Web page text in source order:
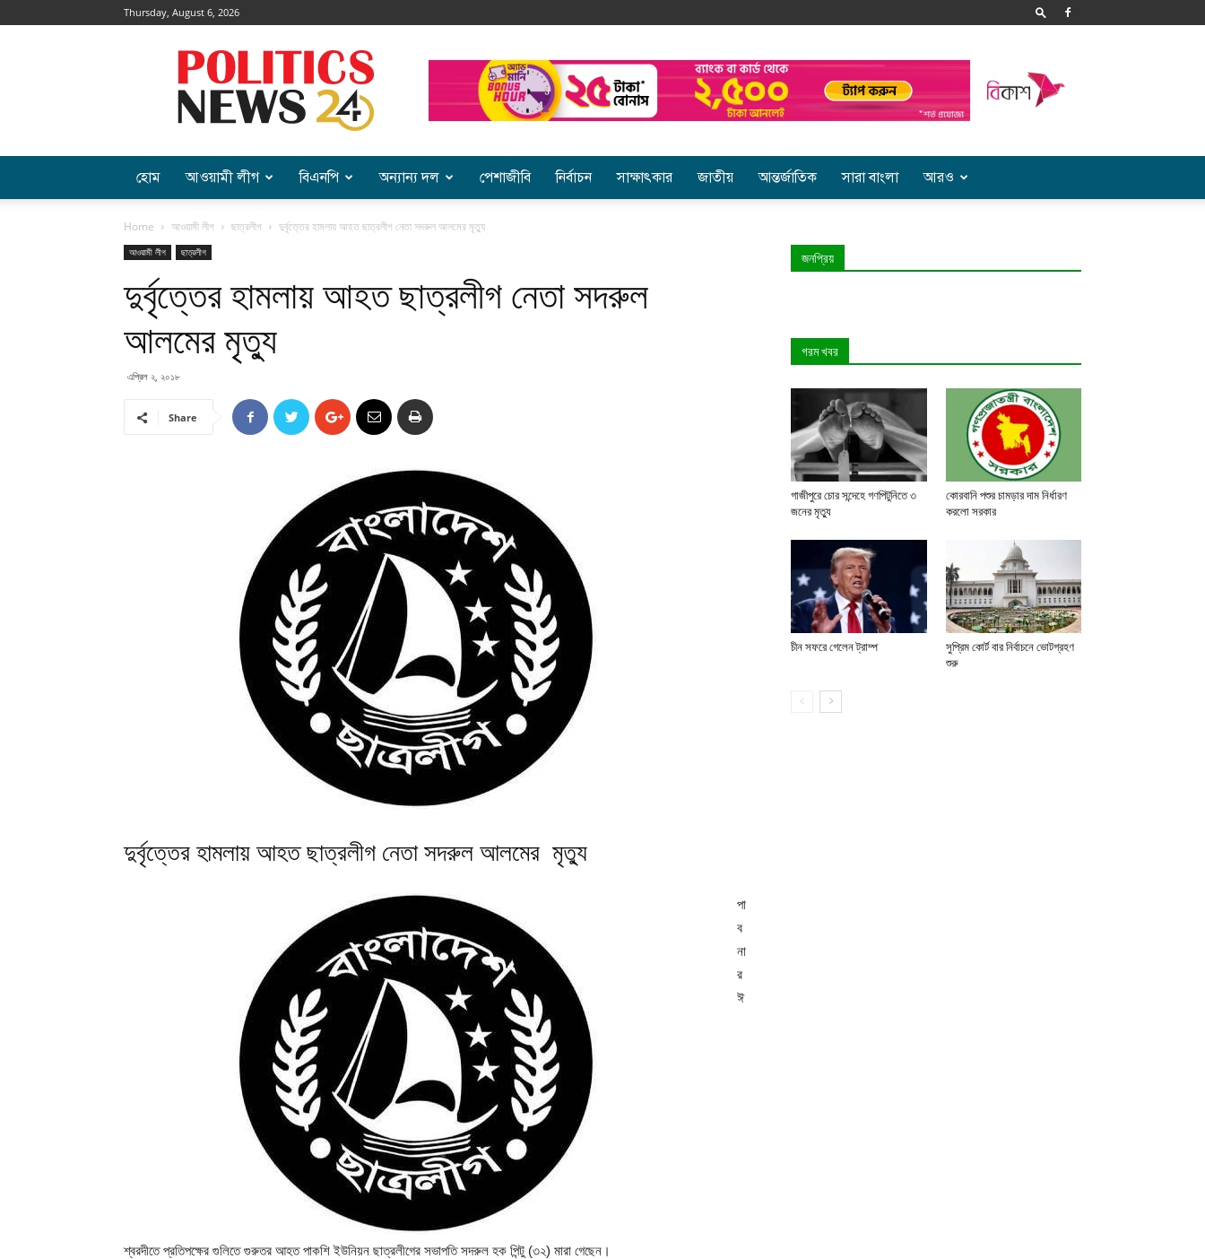
Thursday, August 6, 2026
Politics
হোম আওয়ামী লীগ বিএনপি অন্যান্য দল পেশাজীবি নির্বাচন সাক্ষাৎকার জাতীয় আন্তর্জাতিক সারা বাংলা আরও
Home আওয়ামী লীগ ছাত্রলীগ দুর্বৃত্তের হামলায় আহত ছাত্রলীগ নেতা সদরুল আলমের মৃত্যু
আওয়ামী লীগ ছাত্রলীগ
দুর্বৃত্তের হামলায় আহত ছাত্রলীগ নেতা সদরুল
আলমের মৃত্যু
এপ্রিল ২, ২০১৮
Share
দুর্বৃত্তের হামলায় আহত ছাত্রলীগ নেতা সদরুল আলমের মৃত্যু
পা
ব
না
র
ঈ
শ্বরদীতে প্রতিপক্ষের গুলিতে গুরুতর আহত পাকশি ইউনিয়ন ছাত্রলীগের সভাপতি সদরুল হক পিন্টু (৩২) মারা গেছেন।
জনপ্রিয়
গরম খবর
গাজীপুরে চোর সন্দেহে গণপিটুনিতে ৩
জনের মৃত্যু
কোরবানি পশুর চামড়ার দাম নির্ধারণ
করলো সরকার
চীন সফরে গেলেন ট্রাম্প
সুপ্রিম কোর্ট বার নির্বাচনে ভোটগ্রহণ
শুরু